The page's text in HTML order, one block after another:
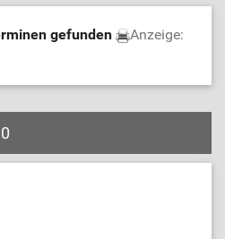
gefunden
Anzeige: